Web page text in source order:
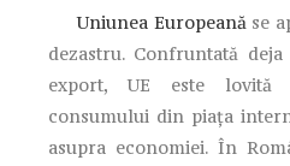
Uniunea Europeanăse
dezastru. Confruntată
export, UE este lovită
consumului din piața
asupra economiei. În